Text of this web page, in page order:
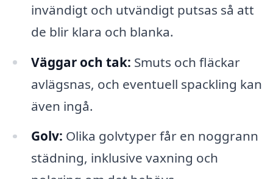
invändigt och utvändigt putsas så att
de blir klara och blanka.
Väggar och tak: Smuts och fläckar
avlägsnas, och eventuell spackling kan
även ingå.
Golv: Olika golvtyper får en noggrann
städning, inklusive vaxning och